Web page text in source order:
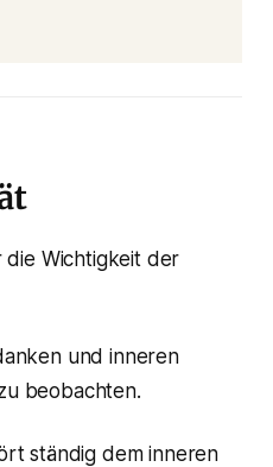
die Wichtigkeit der
und inneren
beobachten.
ständig dem inneren